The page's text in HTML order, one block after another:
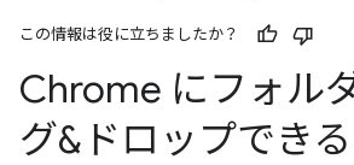
この情報は役に立ちましたか？
Chrome にフォル
グ&ドロップでき